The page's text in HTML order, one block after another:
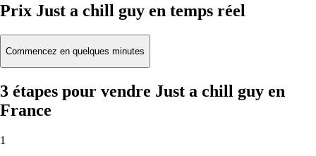
Prix Just a chill guy en temps réel
Commencez en quelques minutes
3 étapes pour vendre Just a chill guy en
France
1